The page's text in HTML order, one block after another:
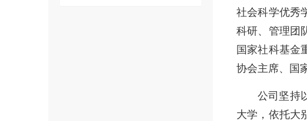
社会科学优秀
科研、管理团
国家社科基金
协会主席、国
公司坚持
大学，依托大